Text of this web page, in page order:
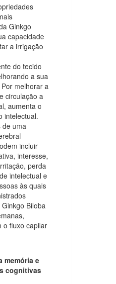
Ginkgo
capacidade
a irrigação
do tecido
a sua
melhorar a
circulação a
aumenta o
intelectual.
de uma
incluir
interesse,
perda
intelectual e
às quais
Biloba
o fluxo capilar
memória e
cognitivas